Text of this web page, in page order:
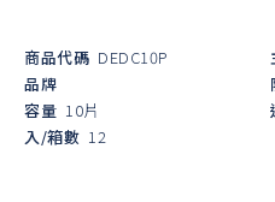
商品代碼 DEDC10P
品牌
容量 10片
入/箱數 12